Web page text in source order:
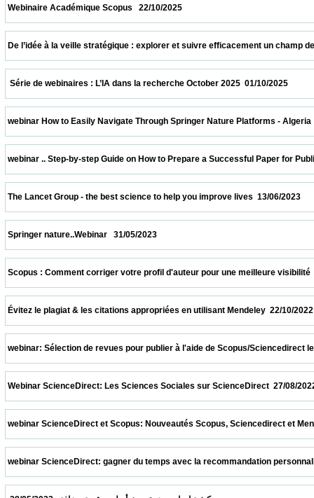
Webinaire Académique Scopus   22/10/2025
De l’idée à la veille stratégique : explorer et suivre efficacement
Série de webinaires : L’IA dans la recherche October 2025  01/
webinar How to Easily Navigate Through Springer Nature
webinar .. Step-by-step Guide on How to Prepare a Successful
The Lancet Group - the best science to help you improve lives
Springer nature..Webinar   31/05/2023
Scopus : Comment corriger votre profil d'auteur pour une
Évitez le plagiat & les citations appropriées en utilisant
webinar: Sélection de revues pour publier à l'aide de Scopus/
Webinar ScienceDirect: Les Sciences Sociales sur
webinar ScienceDirect et Scopus: Nouveautés Scopus,
webinar ScienceDirect: gagner du temps avec la recommandation